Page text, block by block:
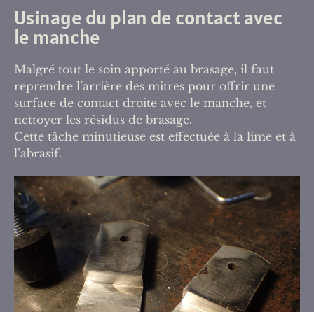
Usinage du plan de contact avec
le manche
Malgré tout le soin apporté au brasage, il faut
reprendre l’arrière des mitres pour offrir une
surface de contact droite avec le manche, et
nettoyer les résidus de brasage.
Cette tâche minutieuse est effectuée à la lime et à
l’abrasif.